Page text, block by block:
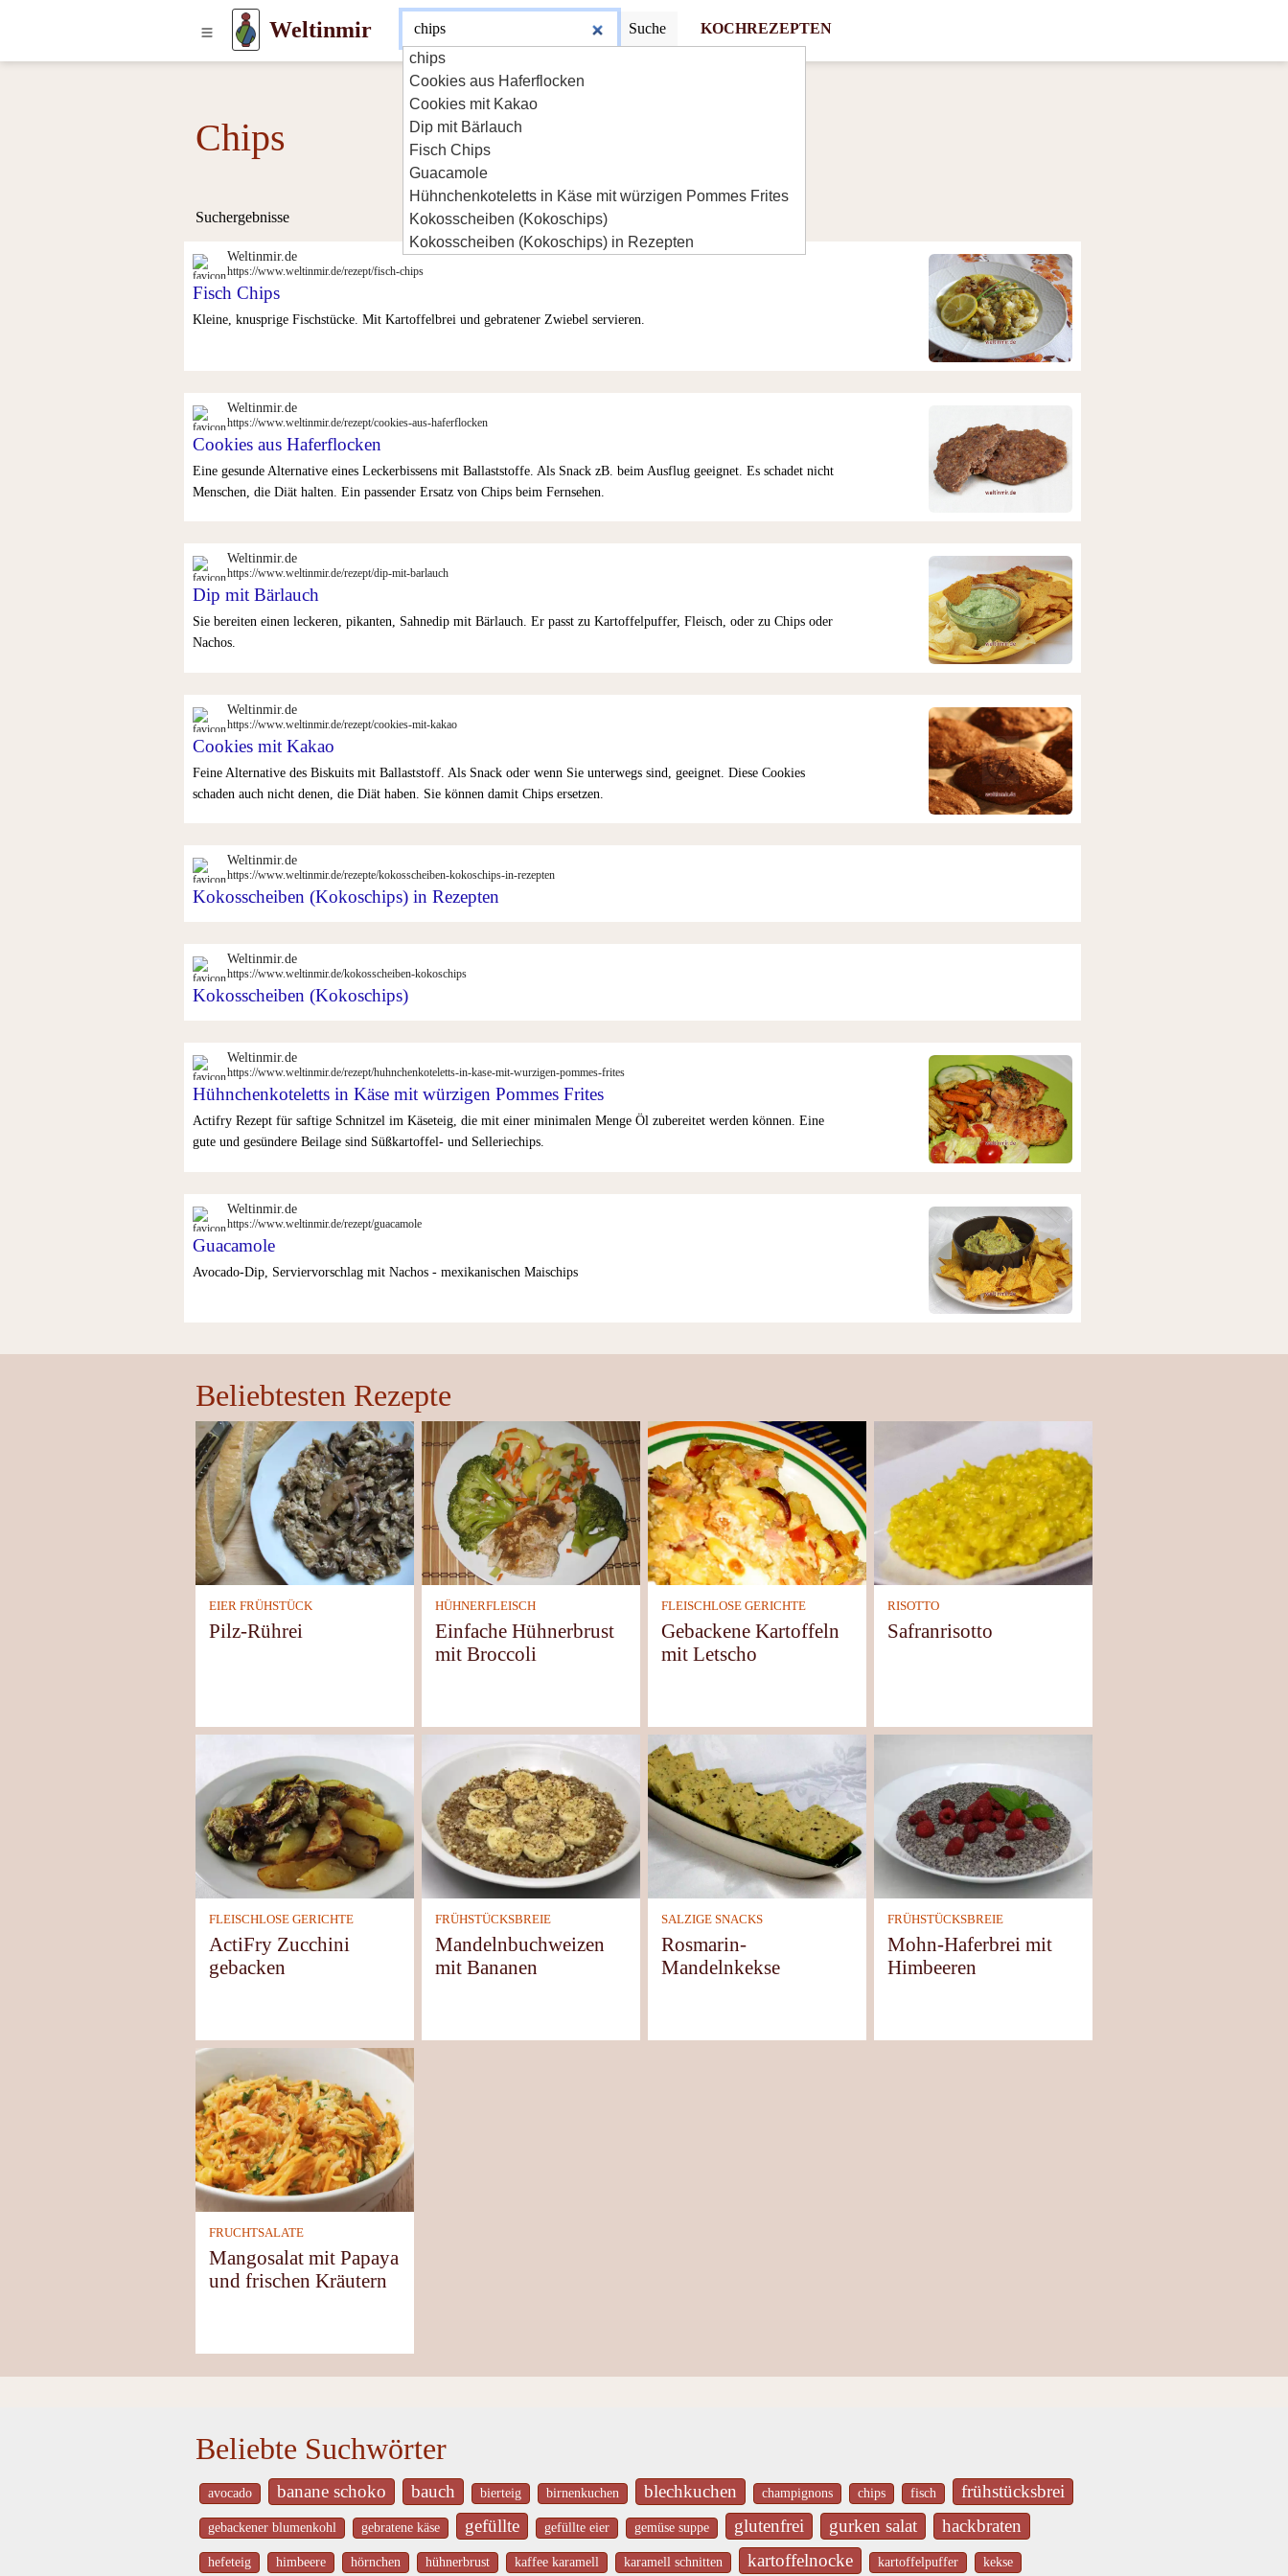
Weltinmir Suche KOCHREZEPTEN
Chips
Suchergebnisse
Weltinmir.de
https://www.weltinmir.de/rezept/fisch-chips
Fisch Chips
Kleine, knusprige Fischstücke. Mit Kartoffelbrei und gebratener Zwiebel servieren.
Weltinmir.de
https://www.weltinmir.de/rezept/cookies-aus-haferflocken
Cookies aus Haferflocken
Eine gesunde Alternative eines Leckerbissens mit Ballaststoffe. Als Snack zB. beim Ausflug geeignet. Es schadet nicht
Menschen, die Diät halten. Ein passender Ersatz von Chips beim Fernsehen.
Weltinmir.de
https://www.weltinmir.de/rezept/dip-mit-barlauch
Dip mit Bärlauch
Sie bereiten einen leckeren, pikanten, Sahnedip mit Bärlauch. Er passt zu Kartoffelpuffer, Fleisch, oder zu Chips oder
Nachos.
Weltinmir.de
https://www.weltinmir.de/rezept/cookies-mit-kakao
Cookies mit Kakao
Feine Alternative des Biskuits mit Ballaststoff. Als Snack oder wenn Sie unterwegs sind, geeignet. Diese Cookies
schaden auch nicht denen, die Diät haben. Sie können damit Chips ersetzen.
Weltinmir.de
https://www.weltinmir.de/rezepte/kokosscheiben-kokoschips-in-rezepten
Kokosscheiben (Kokoschips) in Rezepten
Weltinmir.de
https://www.weltinmir.de/kokosscheiben-kokoschips
Kokosscheiben (Kokoschips)
Weltinmir.de
https://www.weltinmir.de/rezept/huhnchenkoteletts-in-kase-mit-wurzigen-pommes-frites
Hühnchenkoteletts in Käse mit würzigen Pommes Frites
Actifry Rezept für saftige Schnitzel im Käseteig, die mit einer minimalen Menge Öl zubereitet werden können. Eine
gute und gesündere Beilage sind Süßkartoffel- und Selleriechips.
Weltinmir.de
https://www.weltinmir.de/rezept/guacamole
Guacamole
Avocado-Dip, Serviervorschlag mit Nachos - mexikanischen Maischips
Beliebtesten Rezepte
EIER FRÜHSTÜCK
Pilz-Rührei
HÜHNERFLEISCH
Einfache Hühnerbrust
mit Broccoli
FLEISCHLOSE GERICHTE
Gebackene Kartoffeln
mit Letscho
RISOTTO
Safranrisotto
FLEISCHLOSE GERICHTE
ActiFry Zucchini
gebacken
FRÜHSTÜCKSBREIE
Mandelnbuchweizen
mit Bananen
SALZIGE SNACKS
Rosmarin-
Mandelnkekse
FRÜHSTÜCKSBREIE
Mohn-Haferbrei mit
Himbeeren
FRUCHTSALATE
Mangosalat mit Papaya
und frischen Kräutern
Beliebte Suchwörter
avocado banane schoko bauch bierteig birnenkuchen blechkuchen champignons chips fisch frühstücksbrei
gebackener blumenkohl gebratene käse gefüllte gefüllte eier gemüse suppe glutenfrei gurken salat hackbraten
hefeteig himbeere hörnchen hühnerbrust kaffee karamell karamell schnitten kartoffelnocke kartoffelpuffer kekse
chips
Cookies aus Haferflocken
Cookies mit Kakao
Dip mit Bärlauch
Fisch Chips
Guacamole
Hühnchenkoteletts in Käse mit würzigen Pommes Frites
Kokosscheiben (Kokoschips)
Kokosscheiben (Kokoschips) in Rezepten